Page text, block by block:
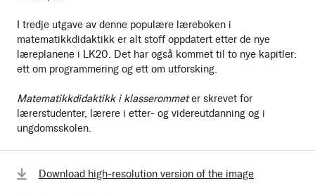
I tredje utgave av denne populære læreboken i
matematikkdidaktikk er alt stoff oppdatert etter de nye
læreplanene i LK20. Det har også kommet til to nye kapitler:
ett om programmering og ett om utforsking.
Matematikkdidaktikk i klasserommeter skrevet for
lærerstudenter, lærere i etter- og videreutdanning og i
ungdomsskolen.
Download high-resolution version of the image
Browse